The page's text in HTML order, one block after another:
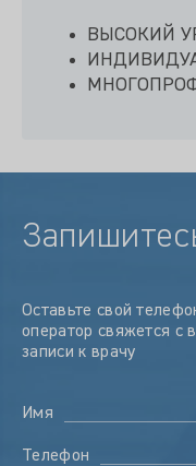
ВЫСОКИЙ
Оставьте свой
оператор свяжется с
записи к врачу
Имя
Телефон